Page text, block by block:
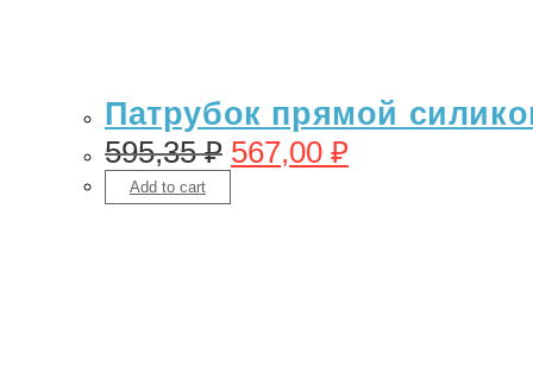
Патрубок прямой
595,35₽ 567,00 ₽
Add to cart